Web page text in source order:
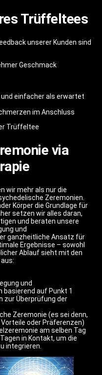
Trüffeltees
unserer Kunden sind
Geschmack
einfacher als erwartet
im Anschluss
via
wir mehr als nur die
Zeremonien.
Körper die Grundlage für
setzen wir alles daran,
und beraten unsere
und
ganzheitliche Ansatz für
Ergebnisse – sowohl
Ablauf sieht mit den
und
auf Punkt 1
zur Überprüfung der
Zeremonie (es sei denn,
oder Präferenzen)
am selben Tag
in Kontakt, um die
integrieren.